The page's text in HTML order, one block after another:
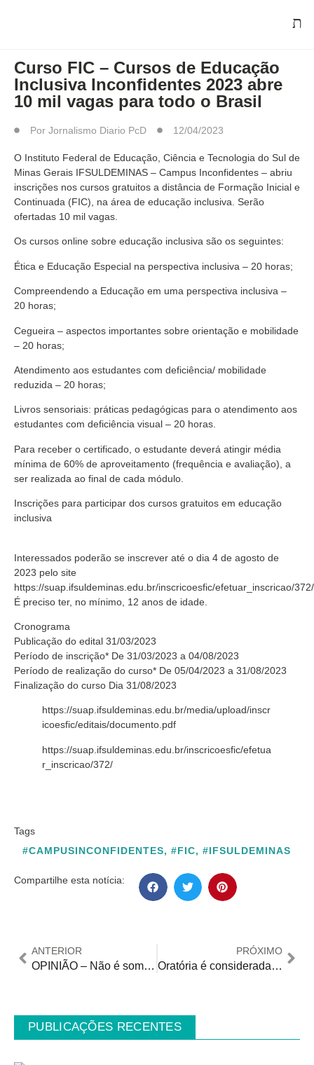
Curso FIC – Cursos de Educação
Inclusiva Inconfidentes 2023 abre
10 mil vagas para todo o Brasil
Por Jornalismo Diario PcD 12/04/2023
O Instituto Federal de Educação, Ciência e Tecnologia do Sul de
Minas Gerais IFSULDEMINAS – Campus Inconfidentes – abriu
inscrições nos cursos gratuitos a distância de Formação Inicial e
Continuada (FIC), na área de educação inclusiva. Serão
ofertadas 10 mil vagas.
Os cursos online sobre educação inclusiva são os seguintes:
Ética e Educação Especial na perspectiva inclusiva – 20 horas;
Compreendendo a Educação em uma perspectiva inclusiva –
20 horas;
Cegueira – aspectos importantes sobre orientação e mobilidade
– 20 horas;
Atendimento aos estudantes com deficiência/ mobilidade
reduzida – 20 horas;
Livros sensoriais: práticas pedagógicas para o atendimento aos
estudantes com deficiência visual – 20 horas.
Para receber o certificado, o estudante deverá atingir média
mínima de 60% de aproveitamento (frequência e avaliação), a
ser realizada ao final de cada módulo.
Inscrições para participar dos cursos gratuitos em educação
inclusiva
Interessados poderão se inscrever até o dia 4 de agosto de
2023 pelo site
https://suap.ifsuldeminas.edu.br/inscricoesfic/efetuar_inscricao/
É preciso ter, no mínimo, 12 anos de idade.
Cronograma
Publicação do edital 31/03/2023
Período de inscrição* De 31/03/2023 a 04/08/2023
Período de realização do curso* De 05/04/2023 a 31/08/2023
Finalização do curso Dia 31/08/2023
https://suap.ifsuldeminas.edu.br/media/upload/inscr
icoesfic/editais/documento.pdf
https://suap.ifsuldeminas.edu.br/inscricoesfic/efetua
r_inscricao/372/
Tags
#CAMPUSINCONFIDENTES, #FIC, #IFSULDEMINAS
Compartilhe esta notícia:
ANTERIOR
OPINIÃO – Não é somente sobre segurança
PRÓXIMO
Oratória é considerada fundamental para desenvolvimento pessoal dos Autistas
PUBLICAÇÕES RECENTES